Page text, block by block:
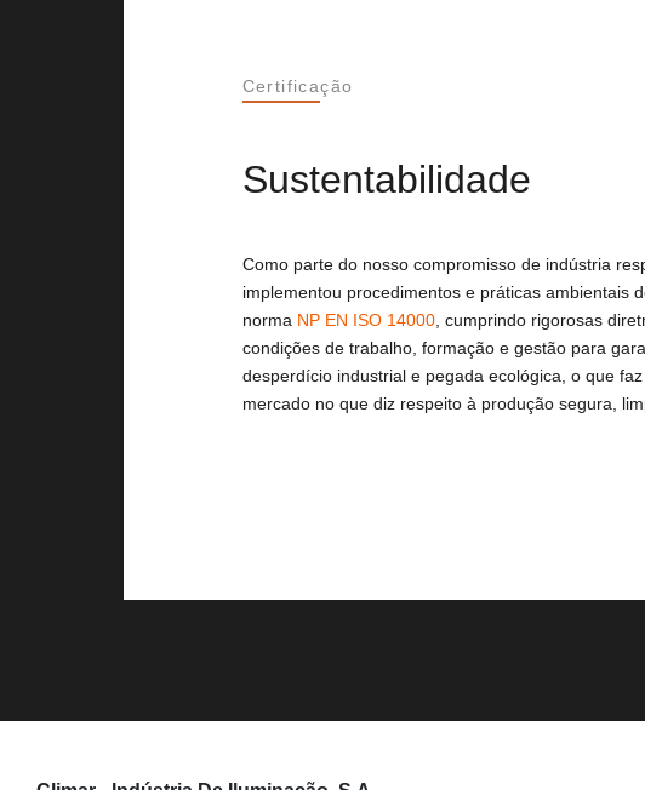
Certificação
Sustentabilidade
Como parte do nosso compromisso de indústria
implementou procedimentos e práticas ambientais
norma NP EN ISO 14000, cumprindo rigorosas
condições de trabalho, formação e gestão para
desperdício industrial e pegada ecológica, o que
mercado no que diz respeito à produção segura,